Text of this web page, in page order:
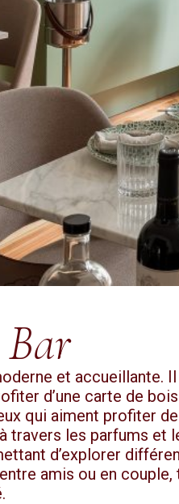
et accueillante.
d’une carte de
qui aiment profiter
les parfums et
d’explorer
amis ou en